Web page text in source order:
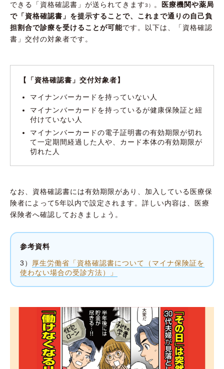
できる「資格確認書」が送られてきます3） 。
医療機関や薬局
で「資格確認書」を提示することで、これまで通りの自己負
担割合で診療を受けることが可能です。以下は、「資格確認
書」交付の対象者です。
【「資格確認書」交付対象者】
マイナンバーカードを持っていない人
マイナンバーカードを持っているが健康保険証と紐
付けていない人
マイナンバーカードの電子証明書の有効期限が切れ
て一定期間経過した人や、カード本体の有効期限が
切れた人
なお、資格確認書には有効期限があり、加入している医療保
険者によって5年以内で設定されます。詳しい内容は、医療
保険者へ確認しておきましょう。
参考資料
3）
厚生労働省「資格確認書について（マイナ保険証を
使わない場合の受診方法）」